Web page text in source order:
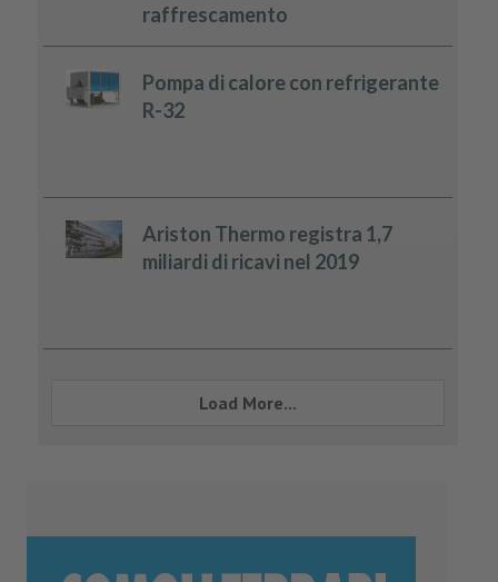
raffrescamento
Pompa di calore con refrigerante
R-32
Ariston Thermo registra 1,7
miliardi di ricavi nel 2019
Load More...